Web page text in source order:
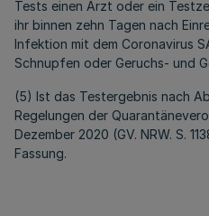
Tests einen Arzt oder ein
ihr binnen zehn Tagen nach
Infektion mit dem Coronavirus
Schnupfen oder Geruchs- und
(5) Ist das Testergebnis nach
Regelungen der
Dezember 2020 (GV. NRW. S.
Fassung.